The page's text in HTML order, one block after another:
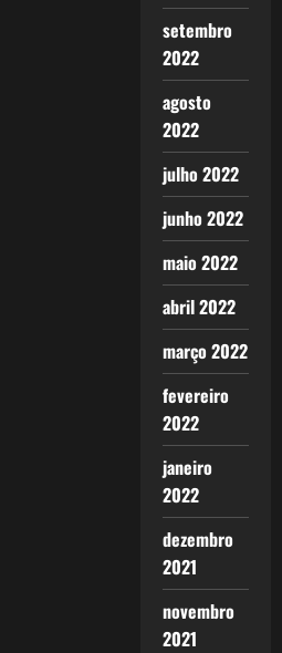
setembro
2022
agosto
2022
julho 2022
junho 2022
maio 2022
abril 2022
março 2022
fevereiro
2022
janeiro
2022
dezembro
2021
novembro
2021